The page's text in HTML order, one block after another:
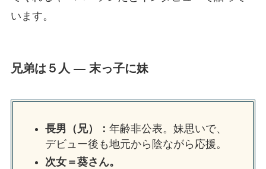
います。
兄弟は５人 ― 末っ子に妹
長男（兄）： 年齢非公表。妹思いで、
デビュー後も地元から陰ながら応援。
次女＝葵さん。